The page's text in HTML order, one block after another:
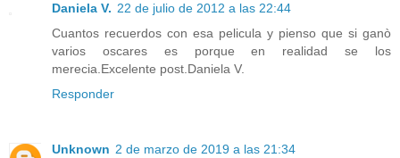
Daniela V. 22 de julio de 2012 a las 22:44
Cuantos recuerdos con esa pelicula y pienso que si ganò
varios oscares es porque en realidad se los
merecia.Excelente post.Daniela V.
Responder
Unknown 2 de marzo de 2019 a las 21:34